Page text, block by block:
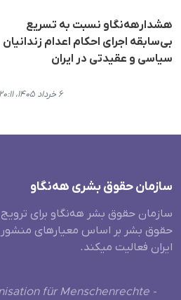
هشدارهه‌نگاو نسبت به تسریع
بی‌سابقه اجرای احکام اعدام زندانیان
سیاسی و عقیدتی در ایران
۶ خرداد ۱۴۰۵، ۲۰:۱۱
سازمان حقوق بشری هەنگاو
سازمان حقوق بشر هه‌نگاو برای
حقوق بشر بر اساس معیارهای
ایران فعالیت میکند.
für Menschenrechte -